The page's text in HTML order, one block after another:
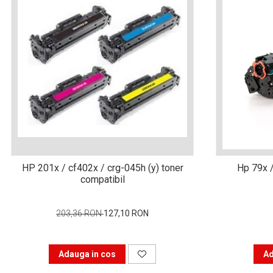
viața din secolul XXI
Sfaturi interesante pentru
a ne simţi la locul de muncă
“ca acasă”!
Tehnologia şi puterea ei de
a schimba lumea
Idei de cadouri inspirate
pentru pasionații de
tehnologie
Calitate mai bună cu
imprimanta laser color
Tipurile de cartușe și
particularitățile acestora
multifuncțională laser
Prin ce se face important
HP 201x / cf402x / crg-045h (y) toner
compatibil
203,36 RON127,10 RON
Adauga in cos
Hp 79x